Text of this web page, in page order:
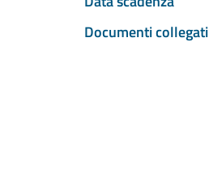
Documenti collegati